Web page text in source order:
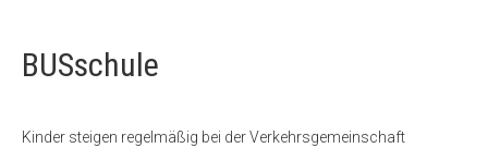
BUSschule
Kinder steigen regelmäßig bei der Verkehrsgemeinschaft